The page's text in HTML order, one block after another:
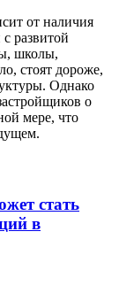
от наличия
развитой
школы,
стоят дороже,
Однако
о
мере, что
стать
в